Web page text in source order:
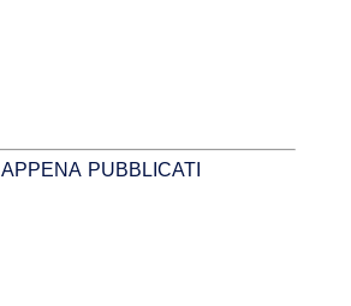
APPENA PUBBLICATI